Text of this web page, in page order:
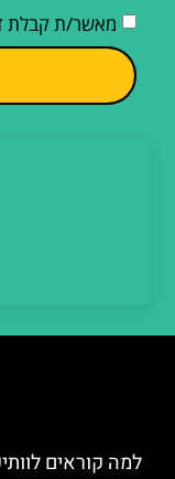
מאשר/ת קבלת
למה קוראים